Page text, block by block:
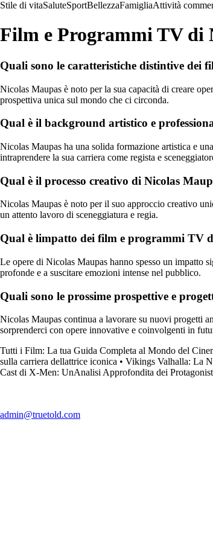
Stile di vitaSaluteSportBellezzaFamigliaAttività
Film e Programmi TV di
Quali sono le caratteristiche distintive dei
Nicolas Maupas è noto per la sua capacità di creare
prospettiva unica sul mondo che ci circonda.
Qual è il background artistico e
Nicolas Maupas ha una solida formazione artistica e
intraprendere la sua carriera come regista e
Qual è il processo creativo di Nicolas
Nicolas Maupas è noto per il suo approccio creativo
un attento lavoro di sceneggiatura e regia.
Qual è limpatto dei film e programmi TV
Le opere di Nicolas Maupas hanno spesso un impatto
profonde e a suscitare emozioni intense nel pubblico.
Quali sono le prossime prospettive e
Nicolas Maupas continua a lavorare su nuovi progetti
sorprenderci con opere innovative e coinvolgenti in
Tutti i Film: La tua Guida Completa al Mondo del
sulla carriera dellattrice iconica • Vikings Valhalla: La
Cast di X-Men: UnAnalisi Approfondita dei
admin@truetold.com